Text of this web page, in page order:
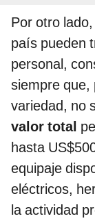
Por otro
país pueden
personal,
siempre que,
variedad, no
valor total
hasta
equipaje
eléctricos,
la actividad